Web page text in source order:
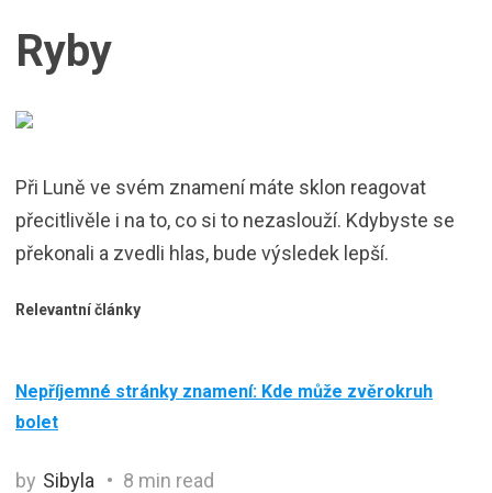
Ryby
Při Luně ve svém znamení máte sklon reagovat
přecitlivěle i na to, co si to nezaslouží. Kdybyste se
překonali a zvedli hlas, bude výsledek lepší.
Relevantní články
Nepříjemné stránky znamení: Kde může zvěrokruh
bolet
by Sibyla 8 min read